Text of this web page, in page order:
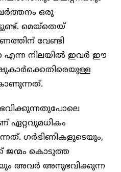
ഒരു
മെയ്തെയ്
വേണ്ടി
എന്ന നിലയിൽ ഇവർ ഈ
ഏറ്റവുമധികം
ഗർഭിണികളുടെയും,
കൊടുത്ത
അവർ അനുഭവിക്കുന്ന